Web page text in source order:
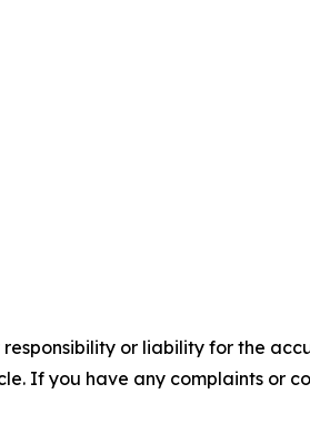
or liability for the
If you have any complaints or